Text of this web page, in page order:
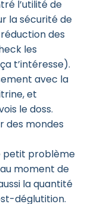
l’utilité de
la sécurité de
des
les
t’intéresse).
avec la
et
le doss.
des mondes
petit problème
moment de
la quantité
déglutition.